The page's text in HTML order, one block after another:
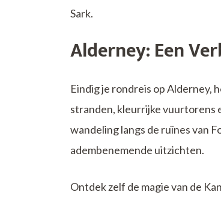
Sark.
Alderney: Een
Eindig je rondreis op Alderney,
stranden, kleurrijke vuurtorens
wandeling langs de ruïnes van
adembenemende uitzichten.
Ontdek zelf de magie van de